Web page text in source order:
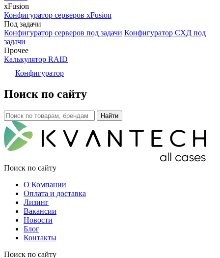
xFusion
Конфигуратор серверов xFusion
Под задачи
Конфигуратор серверов под задачи Конфигуратор СХД под
задачи
Прочее
Калькулятор RAID
Конфигуратор
Поиск по сайту
Поиск по сайту
О Компании
Оплата и доставка
Лизинг
Вакансии
Новости
Блог
Контакты
Поиск по сайту